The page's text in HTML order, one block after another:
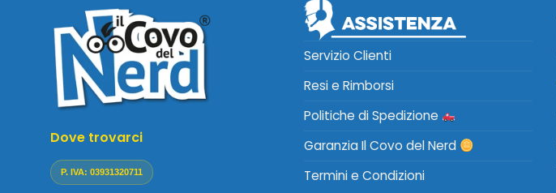
Dove trovarci
P. IVA: 03931320711
Servizio Clienti
Resi e Rimborsi
Politiche di Spedizione
Garanzia Il Covo del Nerd
Termini e Condizioni